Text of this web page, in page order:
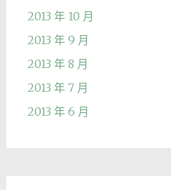
2013 年 10 月
2013 年 9 月
2013 年 8 月
2013 年 7 月
2013 年 6 月